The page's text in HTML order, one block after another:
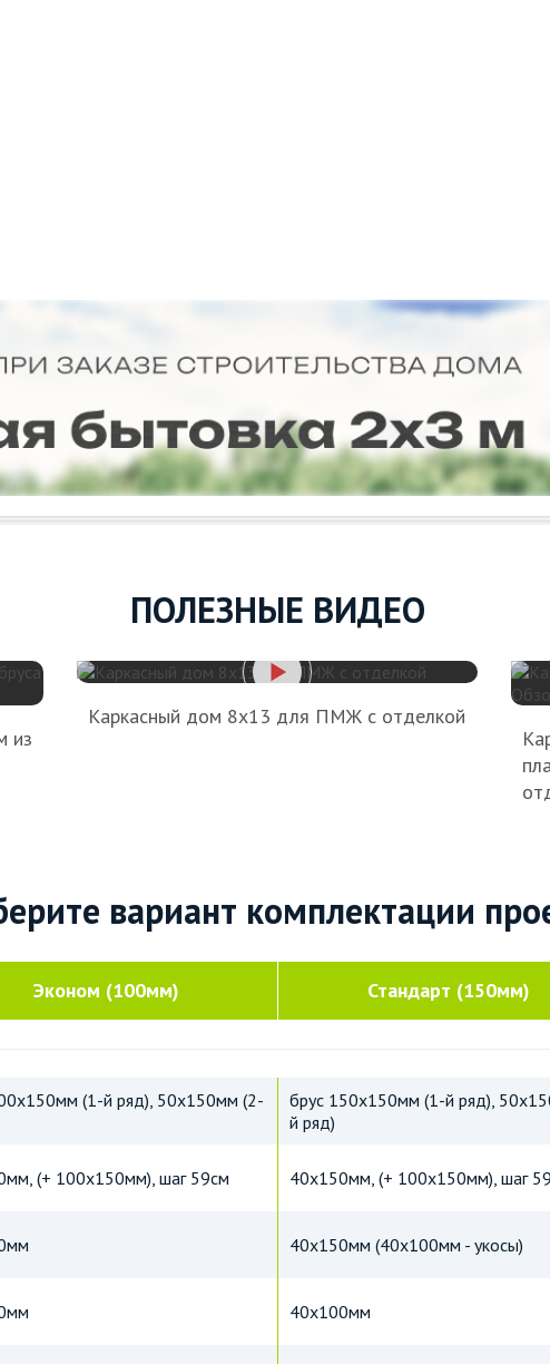
ПОЛЕЗНЫЕ ВИДЕО
из
Каркасный дом 8х13 для ПМЖ с отделкой
вариант комплектации
Эконом (100мм)
(1-й ряд), 50х150мм (2-
(+ 100х150мм), шаг 59см
Стандарт (150мм)
брус 150х150мм (1-й ряд),
й ряд)
40х150мм, (+ 100х150мм), шаг
40х150мм (40х100мм - укосы)
40х100мм